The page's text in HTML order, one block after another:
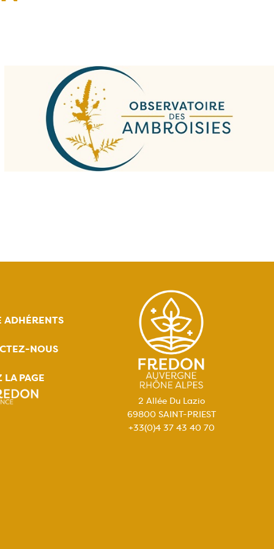
ADHÉRENTS
NOUS
LA PAGE
2 Allée Du Lazio
69800 SAINT-PRIEST
+33(0)4 37 43 40 70